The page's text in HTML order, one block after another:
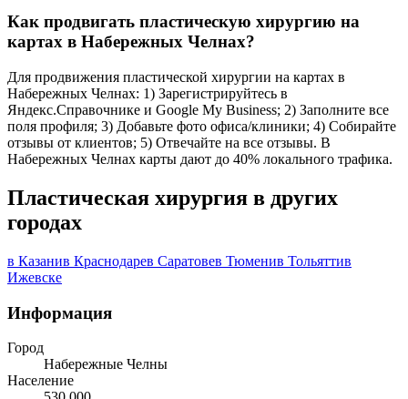
Как продвигать пластическую хирургию на
картах в Набережных Челнах?
Для продвижения пластической хирургии на картах в
Набережных Челнах: 1) Зарегистрируйтесь в
Яндекс.Справочнике и Google My Business; 2) Заполните все
поля профиля; 3) Добавьте фото офиса/клиники; 4) Собирайте
отзывы от клиентов; 5) Отвечайте на все отзывы. В
Набережных Челнах карты дают до 40% локального трафика.
Пластическая хирургия в других
городах
в Казанив Краснодарев Саратовев Тюменив Тольяттив
Ижевске
Информация
Город
Набережные Челны
Население